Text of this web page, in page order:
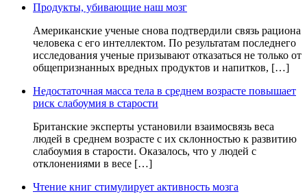
Продукты, убивающие наш мозг
Американские ученые снова подтвердили связь рациона
человека с его интеллектом. По результатам последнего
исследования ученые призывают отказаться не только от
общепризнанных вредных продуктов и напитков, […]
Недостаточная масса тела в среднем возрасте повышает
риск слабоумия в старости
Британские эксперты установили взаимосвязь веса
людей в среднем возрасте с их склонностью к развитию
слабоумия в старости. Оказалось, что у людей с
отклонениями в весе […]
Чтение книг стимулирует активность мозга